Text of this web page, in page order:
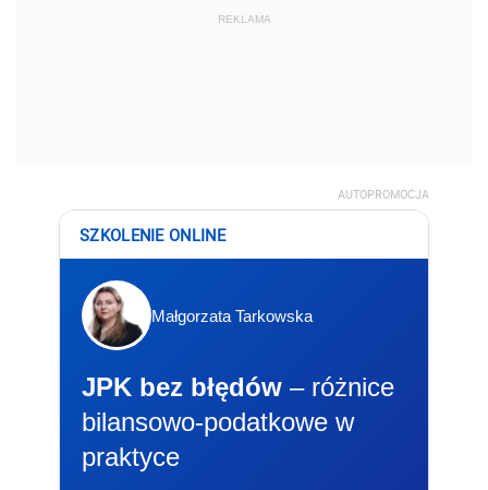
REKLAMA
AUTOPROMOCJA
SZKOLENIE ONLINE
Małgorzata Tarkowska
JPK bez błędów – różnice
bilansowo-podatkowe w
praktyce